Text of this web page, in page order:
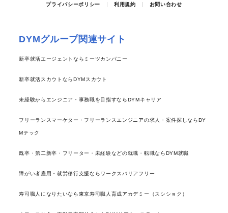
プライバシーポリシー
利用規約 お問い合わせ
DYMグループ関連サイト
新卒就活エージェントならミーツカンパニー
新卒就活スカウトならDYMスカウト
未経験からエンジニア・事務職を目指すならDYMキャリア
フリーランスマーケター・フリーランスエンジニアの求人・案件探しならDY
Mテック
既卒・第二新卒・フリーター・未経験などの就職・転職ならDYM就職
障がい者雇用・就労移行支援ならワークスバリアフリー
寿司職人になりたいなら東京寿司職人育成アカデミー（スシショク）